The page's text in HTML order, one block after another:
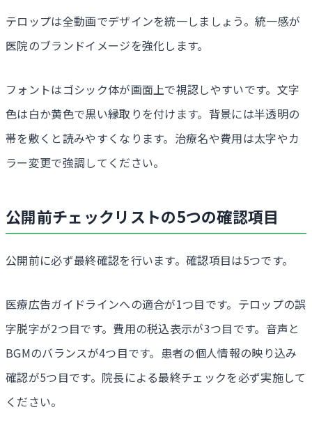
テロップは全動画でデザインを統一しましょう。統一感が
医院のブランドイメージを強化します。
フォントはゴシック体が画面上で視認しやすいです。文字
色は白か黄色で黒い縁取りを付けます。背景には半透明の
帯を敷くと読みやすくなります。治療名や費用は太字やカ
ラー変更で強調してください。
公開前チェックリストの5つの確認項目
公開前に必ず最終確認を行います。確認項目は5つです。
医療広告ガイドラインへの適合が1つ目です。テロップの誤
字脱字が2つ目です。費用の税込表示が3つ目です。音声と
BGMのバランスが4つ目です。患者の個人情報の映り込み
確認が5つ目です。院長による最終チェックを必ず実施して
ください。